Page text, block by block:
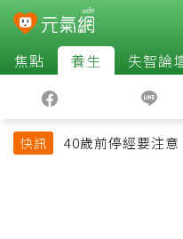
焦點 養生 失智論
快訊
40歲前停經要注